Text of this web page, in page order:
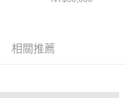
額度並採取法律行動。
相關推薦